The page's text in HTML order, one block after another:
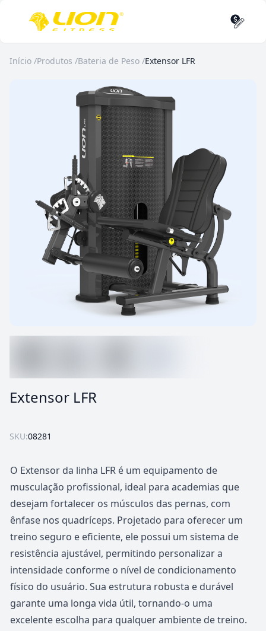
Início /Produtos /Bateria de Peso /Extensor LFR
Extensor LFR
SKU:08281
O Extensor da linha LFR é um equipamento de
musculação profissional, ideal para academias que
desejam fortalecer os músculos das pernas, com
ênfase nos quadríceps. Projetado para oferecer um
treino seguro e eficiente, ele possui um sistema de
resistência ajustável, permitindo personalizar a
intensidade conforme o nível de condicionamento
físico do usuário. Sua estrutura robusta e durável
garante uma longa vida útil, tornando-o uma
excelente escolha para qualquer ambiente de treino.